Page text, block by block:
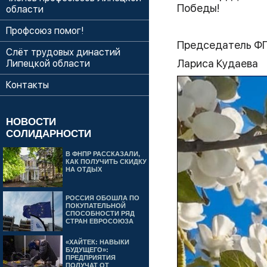
области
Профсоюз помог!
Слёт трудовых династий
Липецкой области
Контакты
НОВОСТИ
СОЛИДАРНОСТИ
В ФНПР РАССКАЗАЛИ,
КАК ПОЛУЧИТЬ СКИДКУ
НА ОТДЫХ
РОССИЯ ОБОШЛА ПО
ПОКУПАТЕЛЬНОЙ
СПОСОБНОСТИ РЯД
СТРАН ЕВРОСОЮЗА
«ХАЙТЕК: НАВЫКИ
БУДУЩЕГО»:
ПРЕДПРИЯТИЯ
ПОЛУЧАТ ОТ
Победы!
Председатель
Лариса Кудаева